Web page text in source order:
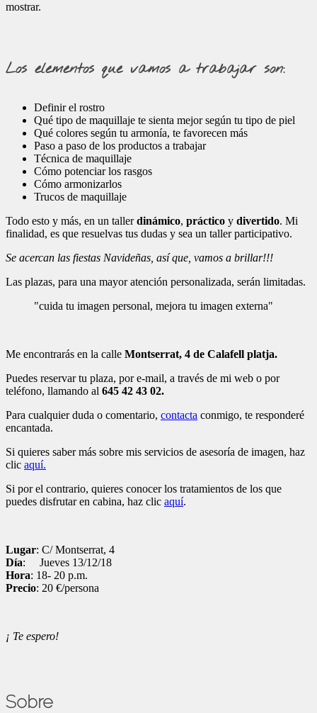
mostrar.
Los elementos que vamos a trabajar son:
Definir el rostro
Qué tipo de maquillaje te sienta mejor según tu tipo de piel
Qué colores según tu armonía, te favorecen más
Paso a paso de los productos a trabajar
Técnica de maquillaje
Cómo potenciar los rasgos
Cómo armonizarlos
Trucos de maquillaje
Todo esto y más, en un tallerdinámico, práctico y divertido. Mi
finalidad, es que resuelvas tus dudas y sea un taller participativo.
Se acercan las fiestas Navideñas, así que, vamos a brillar!!!
Las plazas, para una mayor atención personalizada, serán limitadas.
"cuida tu imagen personal, mejora tu imagen externa"
Me encontrarás en la calle Montserrat, 4 de Calafell platja.
Puedes reservar tu plaza, por e-mail, a través de mi web o por
teléfono, llamando al 645 42 43 02.
Para cualquier duda o comentario, contacta conmigo, te responderé
encantada.
Si quieres saber más sobre mis servicios de asesoría de imagen, haz
clic aquí.
Si por el contrario, quieres conocer los tratamientos de los que
puedes disfrutar en cabina, haz clic aquí.
Lugar: C/ Montserrat, 4
Día: Jueves 13/12/18
Hora: 18- 20 p.m.
Precio: 20 €/persona
¡ Te espero!
Sobre